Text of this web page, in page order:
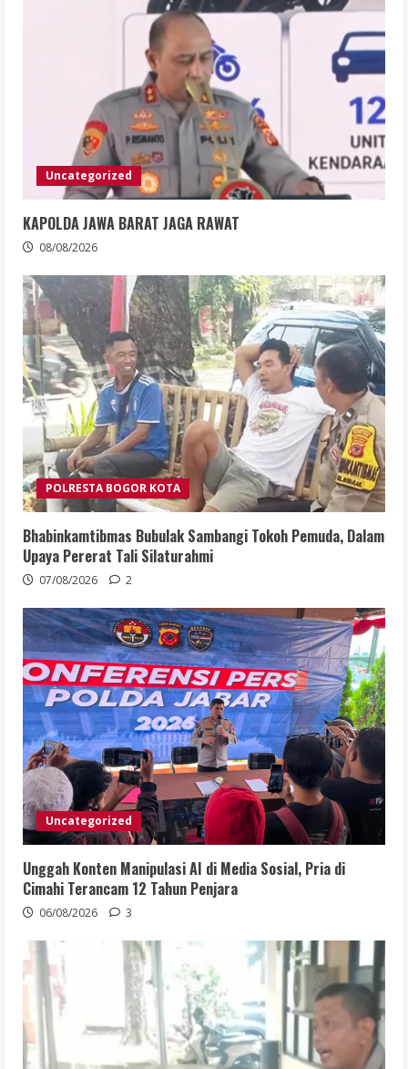
Uncategorized
KAPOLDA JAWA BARAT JAGA RAWAT
08/08/2026
POLRESTA BOGOR KOTA
Bhabinkamtibmas Bubulak Sambangi Tokoh Pemuda, Dalam
Upaya Pererat Tali Silaturahmi
07/08/2026 2
Uncategorized
Unggah Konten Manipulasi AI di Media Sosial, Pria di
Cimahi Terancam 12 Tahun Penjara
06/08/2026 3